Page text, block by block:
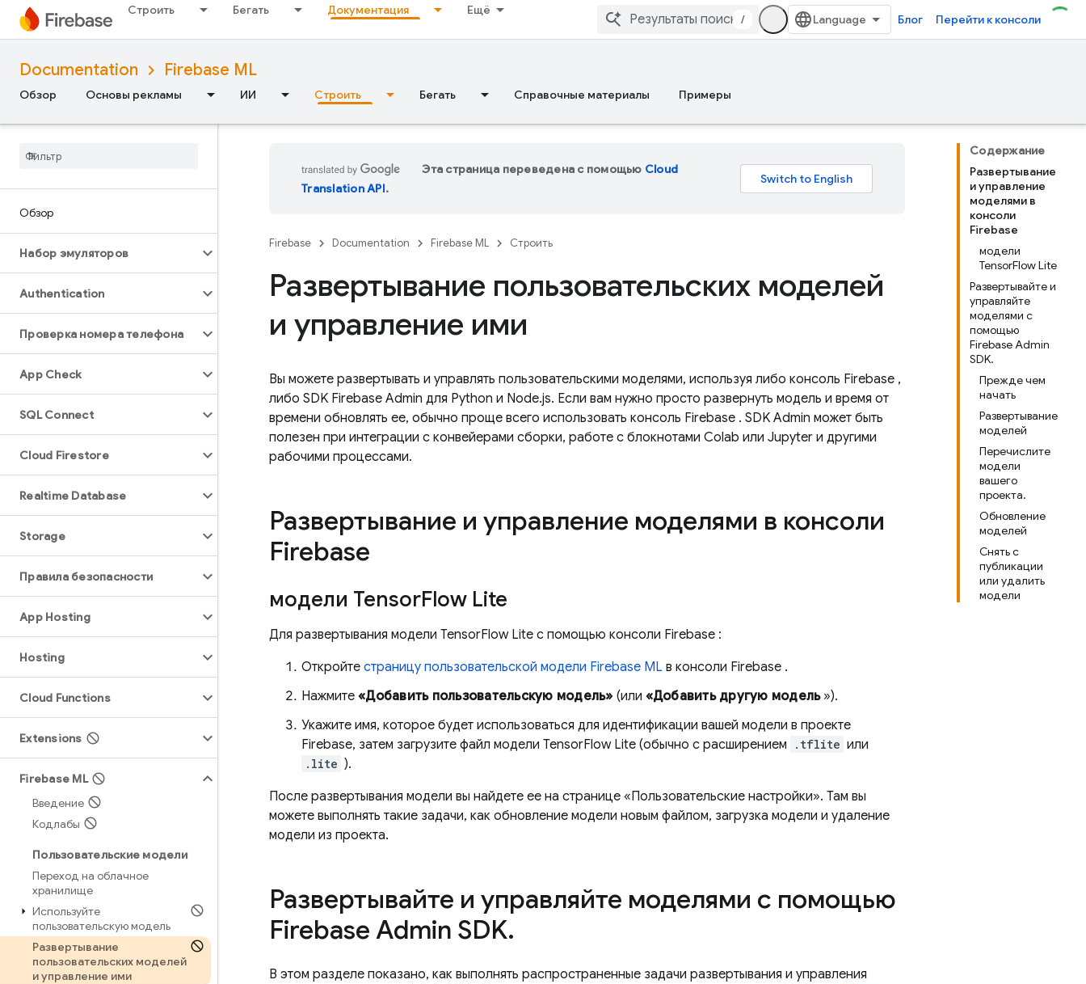
Строить Бегать Документация Ещё
/ Блог Перейти к консоли
Documentation Firebase ML
Обзор Основы рекламы ИИ Строить Бегать Справочные материалы Примеры
Обзор
Набор эмуляторов
Authentication
Проверка номера телефона
App Check
SQL Connect
Cloud Firestore
Realtime Database
Storage
Правила безопасности
App Hosting
Hosting
Cloud Functions
Extensions
Firebase ML
Введение
Кодлабы
Пользовательские модели
Переход на облачное
хранилище
Используйте
пользовательскую модель
Развертывание
пользовательских моделей
и управление ими
Содержание
Развертывание
и управление
моделями в
консоли
Firebase
модели
TensorFlow Lite
Развертывайте и
управляйте
моделями с
помощью
Firebase Admin
SDK.
Прежде чем
начать
Развертывание
моделей
Перечислите
модели
вашего
проекта.
Обновление
моделей
Снять с
публикации
или удалить
модели
Эта страница переведена с помощью Cloud
Translation API.
Firebase Documentation Firebase ML Строить
Развертывание пользовательских моделей
и управление ими
Вы можете развертывать и управлять пользовательскими моделями, используя либо консоль Firebase ,
либо SDK Firebase Admin для Python и Node.js. Если вам нужно просто развернуть модель и время от
времени обновлять ее, обычно проще всего использовать консоль Firebase . SDK Admin может быть
полезен при интеграции с конвейерами сборки, работе с блокнотами Colab или Jupyter и другими
рабочими процессами.
Развертывание и управление моделями в консоли
Firebase
модели TensorFlow Lite
Для развертывания модели TensorFlow Lite с помощью консоли Firebase :
Откройте страницу пользовательской модели Firebase ML в консоли Firebase .
Нажмите «Добавить пользовательскую модель» (или «Добавить другую модель»).
Укажите имя, которое будет использоваться для идентификации вашей модели в проекте
Firebase, затем загрузите файл модели TensorFlow Lite (обычно с расширением
.tflite или
.lite ).
После развертывания модели вы найдете ее на странице «Пользовательские настройки». Там вы
можете выполнять такие задачи, как обновление модели новым файлом, загрузка модели и удаление
модели из проекта.
Развертывайте и управляйте моделями с помощью
Firebase Admin SDK.
В этом разделе показано, как выполнять распространенные задачи развертывания и управления